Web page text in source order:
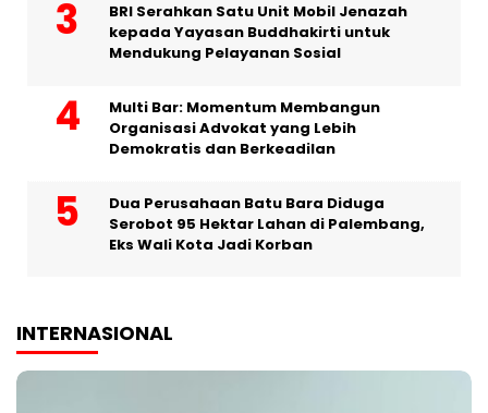
BRI Serahkan Satu Unit Mobil Jenazah
kepada Yayasan Buddhakirti untuk
Mendukung Pelayanan Sosial
Multi Bar: Momentum Membangun
Organisasi Advokat yang Lebih
Demokratis dan Berkeadilan
Dua Perusahaan Batu Bara Diduga
Serobot 95 Hektar Lahan di Palembang,
Eks Wali Kota Jadi Korban
INTERNASIONAL